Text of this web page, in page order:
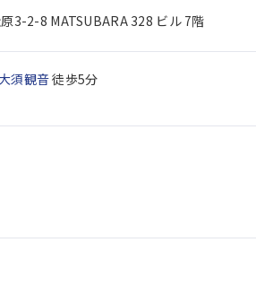
3-2-8 MATSUBARA 328 ビル 7階
須観音徒歩5分